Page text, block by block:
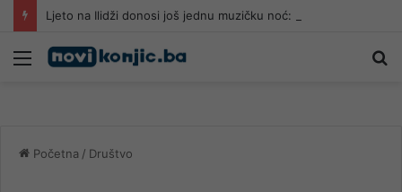
Meni
Početna / Društvo